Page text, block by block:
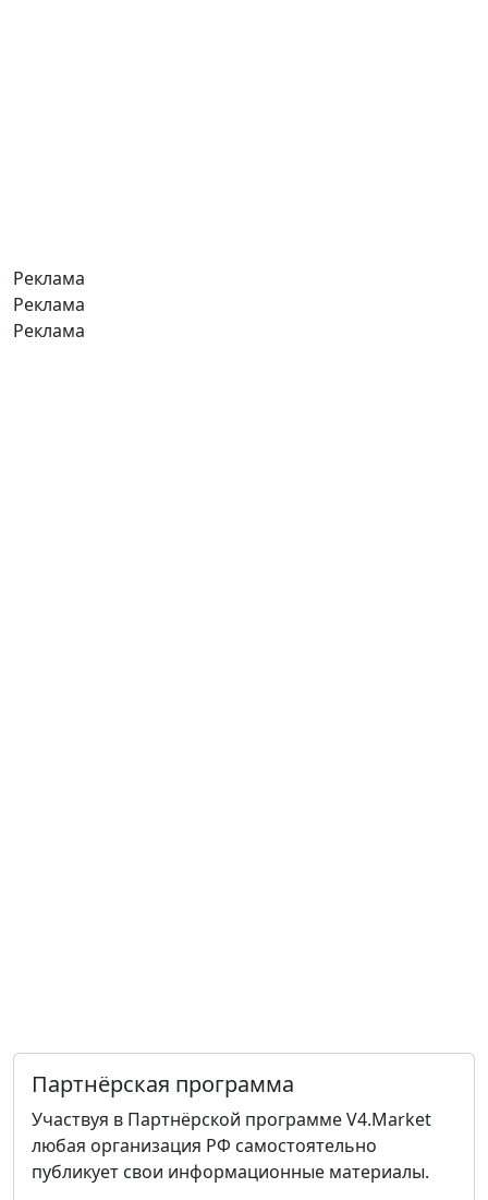
Реклама
Реклама
Реклама
Партнёрская программа
Участвуя в Партнёрской программе V4.Market
любая организация РФ самостоятельно
публикует свои информационные материалы.